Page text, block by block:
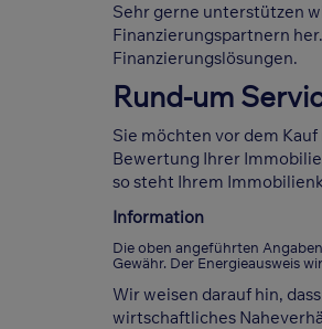
Sehr gerne unterstützen
Finanzierungspartnern
Finanzierungslösungen.
Rund-um
Sie möchten vor dem
Bewertung Ihrer
so steht Ihrem
Information
Die oben angeführten
Gewähr. Der Energieausweis
Wir weisen darauf hin,
wirtschaftliches